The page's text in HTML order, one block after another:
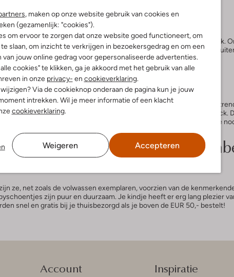
, maken op onze website gebruik van cookies en
(gezamenlijk: "cookies").
om ervoor te zorgen dat onze website goed functioneert, om
slaan, om inzicht te verkrijgen in bezoekersgedrag en om een
jouw online gedrag voor gepersonaliseerde advertenties.
cookies" te klikken, ga je akkoord met het gebruik van alle
in onze privacy- en cookieverklaring.
Via de cookieknop onderaan de pagina kun je jouw
intrekken. Wil je meer informatie of een klacht
cookieverklaring.
Weigeren Accepteren
ouders geef je deze coole stappers voor hun baby als geschenk.
katoen en one size. Daardoor past het op ieder babyhoofdje. De
Timberland camel.
van Timberland
op de enkelrand. Deze is gewatteerd en voorzien van mooie,
badstof en heeft een uitneembaar voetbed van rubber met fit check.
wereld te gaan verkennen, dan biedt de antislip laag van de zool de
de details aan de
ze, net zoals de volwassen exemplaren, voorzien van de
zijn puur en duurzaam. Je kindje heeft er erg lang plezier
snel en gratis bij je thuisbezorgd als je boven de EUR 50,- bestelt!
Account Inspiratie